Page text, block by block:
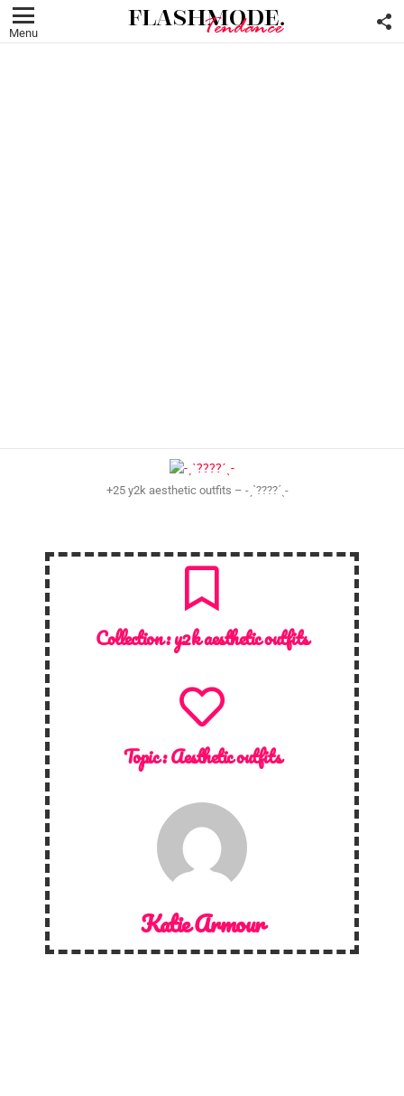
Menu
+25 y2k aesthetic outfits – -ˏˋ????ˊˎ-
Collection :y2k aesthetic outfits
Topic :Aesthetic outfits
Katie Armour